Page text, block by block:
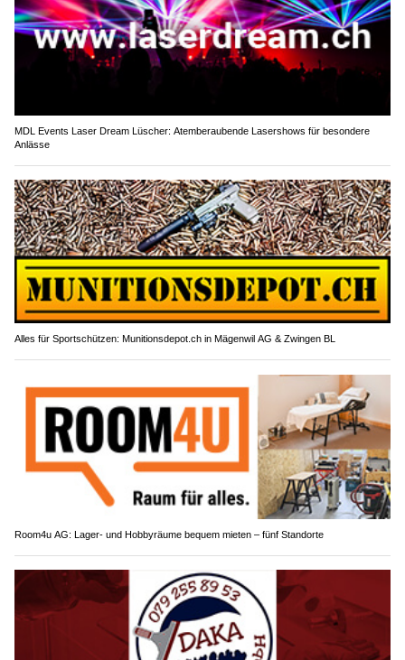
MDL Events Laser Dream Lüscher: Atemberaubende Lasershows für besondere
Anlässe
Alles für Sportschützen: Munitionsdepot.ch in Mägenwil AG & Zwingen BL
Room4u AG: Lager- und Hobbyräume bequem mieten – fünf Standorte